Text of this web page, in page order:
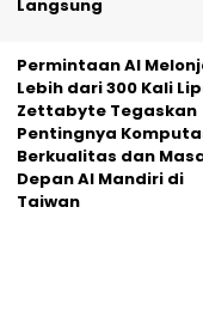
Langsung
Permintaan AI
Lebih dari 300 Kali
Zettabyte Tegaskan
Pentingnya
Berkualitas dan
Depan AI Mandiri di
Taiwan